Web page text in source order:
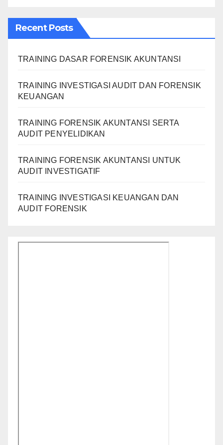
Recent Posts
TRAINING DASAR FORENSIK AKUNTANSI
TRAINING INVESTIGASI AUDIT DAN FORENSIK
KEUANGAN
TRAINING FORENSIK AKUNTANSI SERTA
AUDIT PENYELIDIKAN
TRAINING FORENSIK AKUNTANSI UNTUK
AUDIT INVESTIGATIF
TRAINING INVESTIGASI KEUANGAN DAN
AUDIT FORENSIK